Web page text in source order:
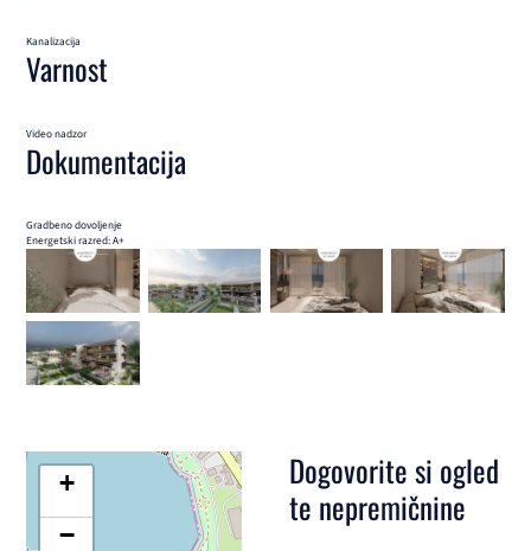
Kanalizacija
Varnost
Video nadzor
Dokumentacija
Gradbeno dovoljenje
Energetski razred: A+
+
−
Dogovorite si ogled
te nepremičnine